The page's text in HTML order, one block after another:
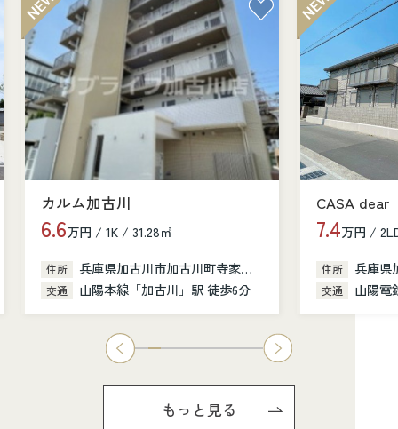
カルム加古川
6.6万円 / 1K / 31.28㎡
住所 兵庫県加古川市加古川町寺家町379-1
交通 山陽本線「加古川」駅 徒歩6分
CASA dear
7.4万円 /
住所 兵庫県
交通 山陽電
もっと見る